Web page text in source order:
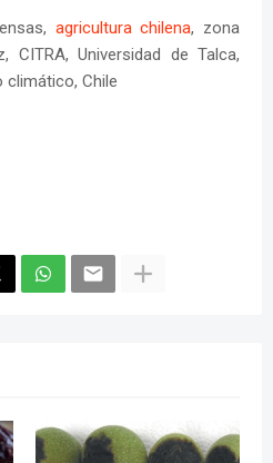
agricultura chilena, zona
CITRA, Universidad de Talca,
Chile